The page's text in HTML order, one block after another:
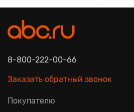
8-800-222-00-66
Заказать обратный звонок
Покупателю